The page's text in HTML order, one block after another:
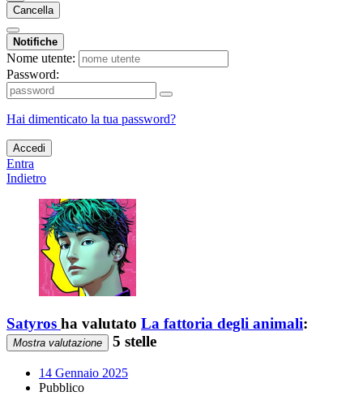
Cancella
Notifiche
Nome utente:
Password:
Hai dimenticato la tua password?
Accedi
Entra
Indietro
Satyros ha valutato La fattoria degli animali:
Mostra valutazione 5 stelle
14 Gennaio 2025
Pubblico